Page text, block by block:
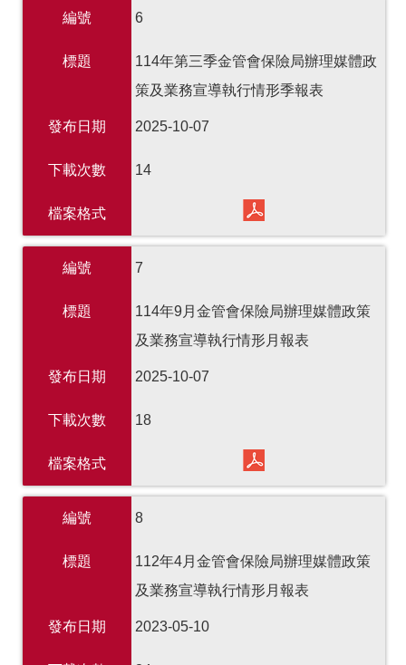
編號 6
標題
114年第三季金管會保險局辦理媒體政
策及業務宣導執行情形季報表
發布日期 2025-10-07
下載次數 14
檔案格式
編號 7
標題
114年9月金管會保險局辦理媒體政策
及業務宣導執行情形月報表
發布日期 2025-10-07
下載次數 18
檔案格式
編號 8
標題
112年4月金管會保險局辦理媒體政策
及業務宣導執行情形月報表
發布日期 2023-05-10